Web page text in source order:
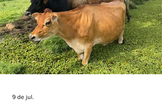
entre o crescimento da receita e a red
9 de jul.